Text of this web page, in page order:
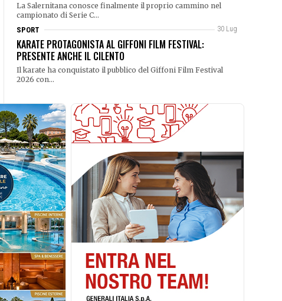
La Salernitana conosce finalmente il proprio cammino nel
campionato di Serie C...
SPORT
KARATE PROTAGONISTA AL GIFFONI FILM FESTIVAL:
PRESENTE ANCHE IL CILENTO
Il karate ha conquistato il pubblico del Giffoni Film Festival
2026 con...
30 Lug